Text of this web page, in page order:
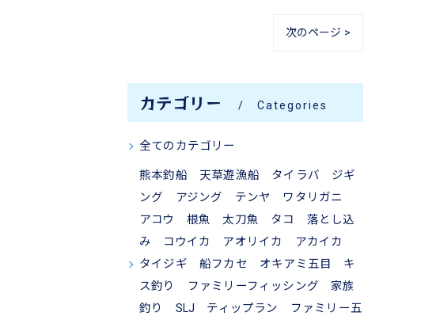
次のページ >
カテゴリー Categories
全てのカテゴリー
熊本釣船 天草遊漁船 タイラバ ジギ
ング アジング テンヤ ワタリガニ
アコウ 根魚 太刀魚 タコ 落とし込
み コウイカ アオリイカ アカイカ
タイジギ 船フカセ オキアミ五目 キ
ス釣り ファミリーフィッシング 家族
釣り SLJ ティップラン ファミリー五